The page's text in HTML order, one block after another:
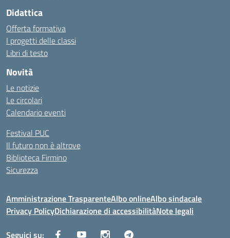
Didattica
Offerta formativa
I progetti delle classi
Libri di testo
Novità
Le notizie
Le circolari
Calendario eventi
Festival PUC
Il futuro non è altrove
Biblioteca Firmino
Sicurezza
Amministrazione TrasparenteAlbo onlineAlbo sindacale
Privacy PolicyDichiarazione di accessibilitàNote legali
Seguici su: